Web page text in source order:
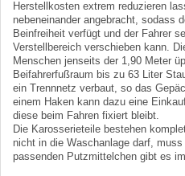
Herstellkosten extrem reduzieren
nebeneinander angebracht, sodass
Beinfreiheit verfügt und der Fahrer
Verstellbereich verschieben kann.
Menschen jenseits der 1,90 Meter
Beifahrerfußraum bis zu 63 Liter
ein Trennnetz verbaut, so das
einem Haken kann dazu eine
diese beim Fahren fixiert bleibt.
Die Karosserieteile bestehen
nicht in die Waschanlage darf,
passenden Putzmittelchen gibt es